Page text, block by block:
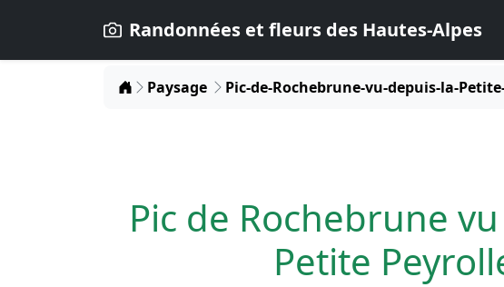
Randonnées et fleurs des Hautes-Alpes
Home
Paysage Pic-de-Rochebrune-vu-depuis-la-
Pic de Rochebrune
Petite